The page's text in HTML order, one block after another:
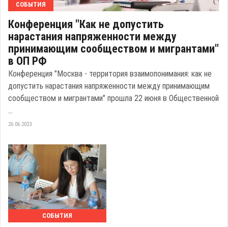
СОБЫТИЯ
Конференция "Как не допустить
нарастания напряженности между
принимающим сообществом и мигрантами"
в ОП РФ
Конференция "Москва - территория взаимопонимания: как не
допустить нарастания напряженности между принимающим
сообществом и мигрантами" прошла 22 июня в Общественной
...
26.06.2023
СОБЫТИЯ